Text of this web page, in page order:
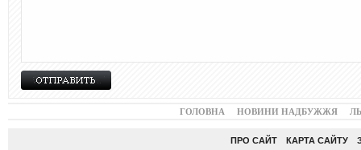
ГОЛОВНА НОВИНИ НАДБУЖЖЯ
ПРО САЙТ КАРТА САЙТУ